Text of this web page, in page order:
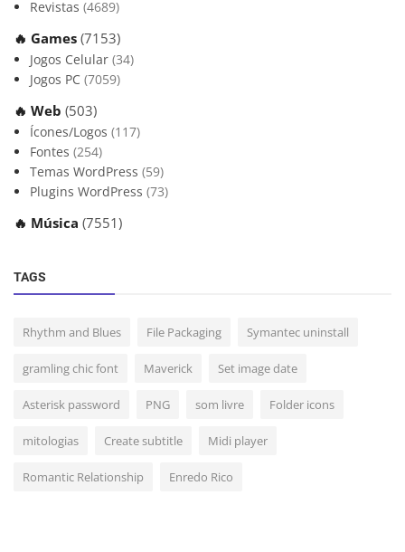
Revistas (4689)
🔥 Games (7153)
Jogos Celular (34)
Jogos PC (7059)
🔥 Web (503)
Ícones/Logos (117)
Fontes (254)
Temas WordPress (59)
Plugins WordPress (73)
🔥 Música (7551)
TAGS
Rhythm and Blues File Packaging Symantec uninstall
gramling chic font Maverick Set image date
Asterisk password PNG som livre Folder icons
mitologias Create subtitle Midi player
Romantic Relationship Enredo Rico